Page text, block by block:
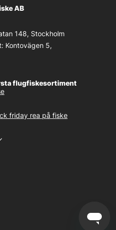
AB
148, Stockholm
Kontovägen 5,
flugfiskesortiment
friday rea på fiske